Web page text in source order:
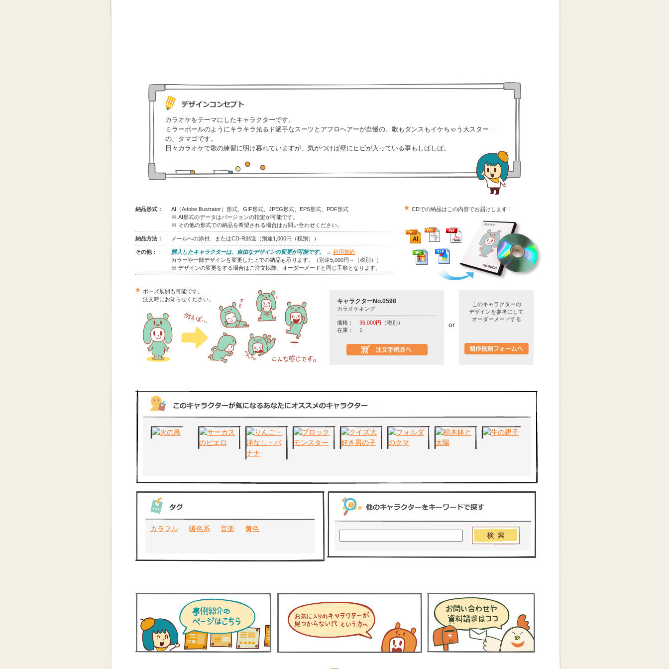
カラオケをテーマにしたキャラクターです。
ミラーボールのようにキラキラ光るド派手なスーツとアフロヘアーが自慢の、歌もダンスもイケちゃう大スター…
の、タマゴです。
日々カラオケで歌の練習に明け暮れていますが、気がつけば壁にヒビが入っている事もしばしば。
納品形式：
AI（Adobe Illustrator）形式、GIF形式、JPEG形式、EPS形式、PDF形式
※ AI形式のデータはバージョンの指定が可能です。
※ その他の形式での納品を希望される場合はお問い合わせください。
納品方法： メールへの添付、またはCD-R郵送（別途1,000円（税別））
その他： 購入したキャラクターは、自由なデザインの変更が可能です。 →利用規約
カラーや一部デザインを変更した上での納品も承ります。（別途5,000円～（税別））
※ デザインの変更をする場合はご注文以降、オーダーメードと同じ手順となります。
CDでの納品はこの内容でお届けします！
ポーズ展開も可能です。
注文時にお知らせください。
キャラクターNo.0598
カラオケキング
価格： 35,000円 （税別）
在庫：
1
or
このキャラクターの
デザインを参考にして
オーダーメードする
カラフル 暖色系 音楽 黄色